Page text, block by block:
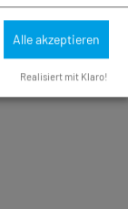
Alle akzeptieren
Realisiert mit Klaro!